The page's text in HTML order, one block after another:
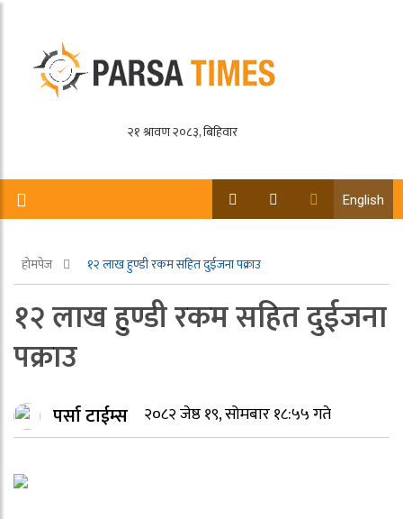
English
होमपेज १२ लाख हुण्डी रकम सहित दुईजना पक्राउ
१२ लाख हुण्डी रकम सहित दुईजना
पक्राउ
पर्सा टाईम्स २०८२ जेष्ठ १९, सोमबार १८:५५ गते